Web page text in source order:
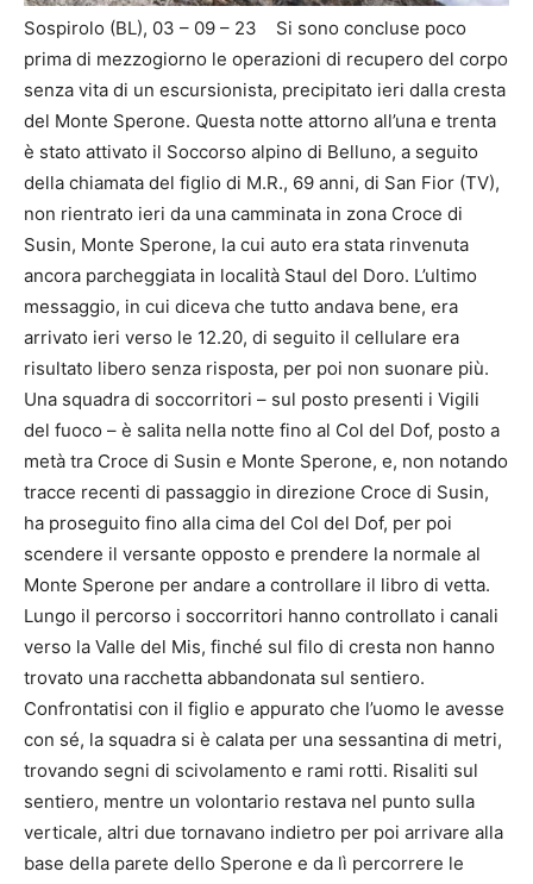
Sospirolo (BL), 03 – 09 – 23 Si sono concluse poco
prima di mezzogiorno le operazioni di recupero del corpo
senza vita di un escursionista, precipitato ieri dalla cresta
del Monte Sperone. Questa notte attorno all’una e trenta
è stato attivato il Soccorso alpino di Belluno, a seguito
della chiamata del figlio di M.R., 69 anni, di San Fior (TV),
non rientrato ieri da una camminata in zona Croce di
Susin, Monte Sperone, la cui auto era stata rinvenuta
ancora parcheggiata in località Staul del Doro. L’ultimo
messaggio, in cui diceva che tutto andava bene, era
arrivato ieri verso le 12.20, di seguito il cellulare era
risultato libero senza risposta, per poi non suonare più.
Una squadra di soccorritori – sul posto presenti i Vigili
del fuoco – è salita nella notte fino al Col del Dof, posto a
metà tra Croce di Susin e Monte Sperone, e, non notando
tracce recenti di passaggio in direzione Croce di Susin,
ha proseguito fino alla cima del Col del Dof, per poi
scendere il versante opposto e prendere la normale al
Monte Sperone per andare a controllare il libro di vetta.
Lungo il percorso i soccorritori hanno controllato i canali
verso la Valle del Mis, finché sul filo di cresta non hanno
trovato una racchetta abbandonata sul sentiero.
Confrontatisi con il figlio e appurato che l’uomo le avesse
con sé, la squadra si è calata per una sessantina di metri,
trovando segni di scivolamento e rami rotti. Risaliti sul
sentiero, mentre un volontario restava nel punto sulla
verticale, altri due tornavano indietro per poi arrivare alla
base della parete dello Sperone e da lì percorrere le